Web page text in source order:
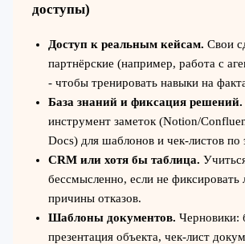
доступы)
Доступ к реальным кейсам. Свои
партнёрские (например, работа с
- чтобы тренировать навыки на
База знаний и фиксация решений.
инструмент заметок (Notion/
Docs) для шаблонов и чек-листов по
CRM или хотя бы таблица.
бессмысленно, если не фиксировать
причины отказов.
Шаблоны документов. Черновики:
презентация объекта, чек-лист